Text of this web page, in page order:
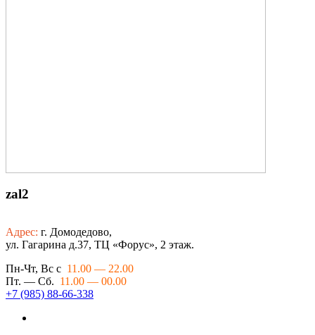
zal2
Адрес: г. Домодедово,
ул. Гагарина д.37, ТЦ «Форус», 2 этаж.
Пн-Чт, Вс с 11.00 — 22.00
Пт. — Сб. 11.00 — 00.00
+7 (985) 88-66-338